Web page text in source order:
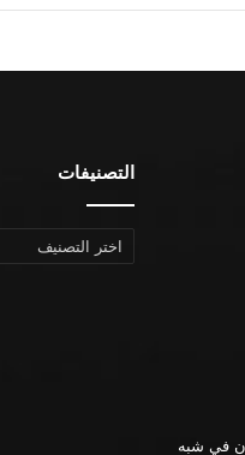
في شبه
التصنيفات
التصنيفات